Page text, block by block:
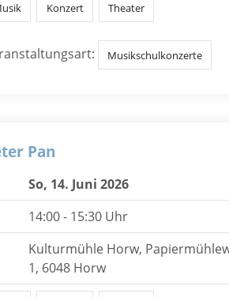
Konzert Theater
Musikschulkonzerte
Pan
So, 14. Juni 2026
14:00 - 15:30 Uhr
Kulturmühle Horw,
1, 6048 Horw